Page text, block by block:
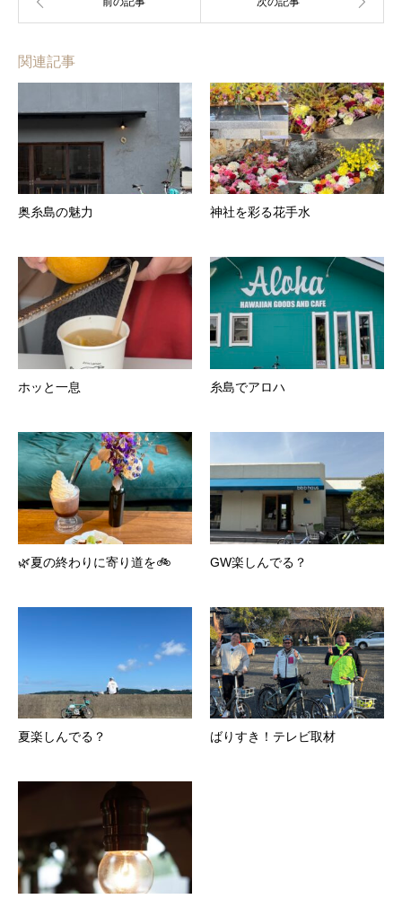
関連記事
奥糸島の魅力 神社を彩る花手水
ホッと一息 糸島でアロハ
🌿夏の終わりに寄り道を🚲 GW楽しんでる？
夏楽しんでる？ ばりすき！テレビ取材